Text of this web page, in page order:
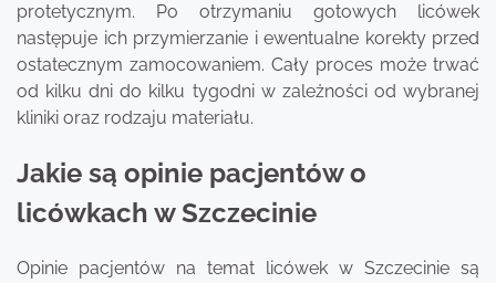
protetycznym. Po otrzymaniu gotowych licówek
następuje ich przymierzanie i ewentualne korekty przed
ostatecznym zamocowaniem. Cały proces może trwać
od kilku dni do kilku tygodni w zależności od wybranej
kliniki oraz rodzaju materiału.
Jakie są opinie pacjentów o
licówkach w Szczecinie
Opinie pacjentów na temat licówek w Szczecinie są